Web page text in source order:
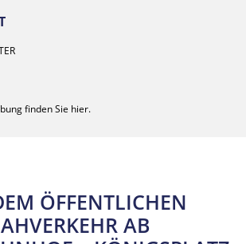
finden Sie hier.
ÖFFENTLICHEN
AB